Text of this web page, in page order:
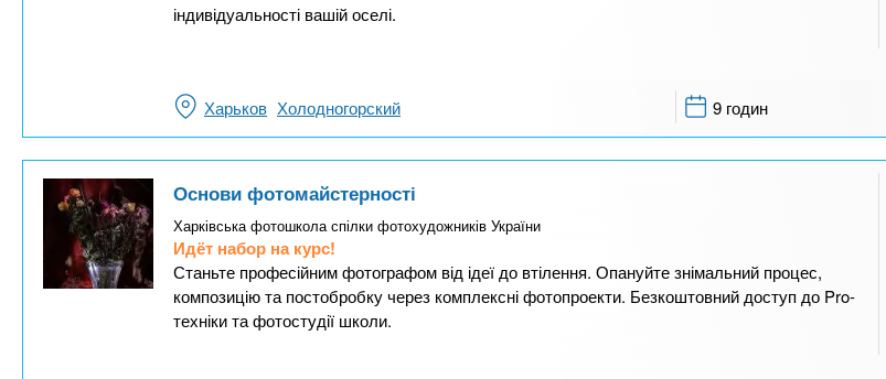
індивідуальності вашій оселі.
Харьков Холодногорский 9 годин
Основи фотомайстерності
Харківська фотошкола спілки фотохудожників України
Идёт набор на курс!
Станьте професійним фотографом від ідеї до втілення. Опануйте знімальний процес,
композицію та постобробку через комплексні фотопроекти. Безкоштовний доступ до Pro-
техніки та фотостудії школи.